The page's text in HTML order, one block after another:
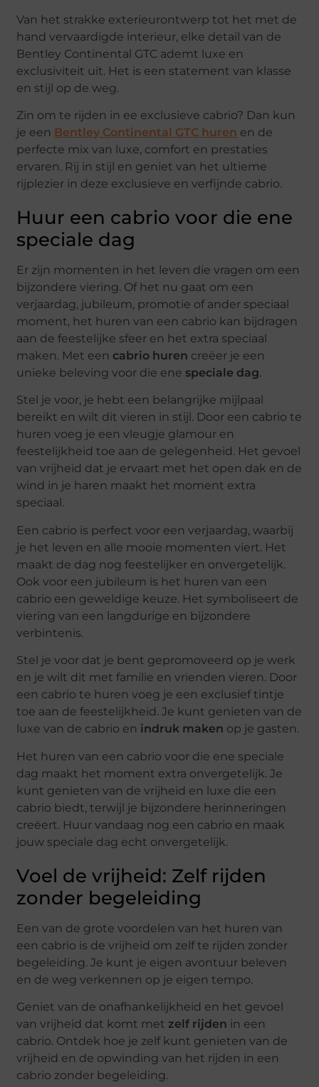
Van het strakke exterieurontwerp tot het met de
hand vervaardigde interieur, elke detail van de
Bentley Continental GTC ademt luxe en
exclusiviteit uit. Het is een statement van klasse
en stijl op de weg.
Zin om te rijden in ee exclusieve cabrio? Dan kun
je een Bentley Continental GTC huren en de
perfecte mix van luxe, comfort en prestaties
ervaren. Rij in stijl en geniet van het ultieme
rijplezier in deze exclusieve en verfijnde cabrio.
Huur een cabrio voor die ene
speciale dag
Er zijn momenten in het leven die vragen om een
bijzondere viering. Of het nu gaat om een
verjaardag, jubileum, promotie of ander speciaal
moment, het huren van een cabrio kan bijdragen
aan de feestelijke sfeer en het extra speciaal
maken. Met een cabrio huren creëer je een
unieke beleving voor die ene speciale dag.
Stel je voor, je hebt een belangrijke mijlpaal
bereikt en wilt dit vieren in stijl. Door een cabrio te
huren voeg je een vleugje glamour en
feestelijkheid toe aan de gelegenheid. Het gevoel
van vrijheid dat je ervaart met het open dak en de
wind in je haren maakt het moment extra
speciaal.
Een cabrio is perfect voor een verjaardag, waarbij
je het leven en alle mooie momenten viert. Het
maakt de dag nog feestelijker en onvergetelijk.
Ook voor een jubileum is het huren van een
cabrio een geweldige keuze. Het symboliseert de
viering van een langdurige en bijzondere
verbintenis.
Stel je voor dat je bent gepromoveerd op je werk
en je wilt dit met familie en vrienden vieren. Door
een cabrio te huren voeg je een exclusief tintje
toe aan de feestelijkheid. Je kunt genieten van de
luxe van de cabrio en indruk maken op je gasten.
Het huren van een cabrio voor die ene speciale
dag maakt het moment extra onvergetelijk. Je
kunt genieten van de vrijheid en luxe die een
cabrio biedt, terwijl je bijzondere herinneringen
creëert. Huur vandaag nog een cabrio en maak
jouw speciale dag echt onvergetelijk.
Voel de vrijheid: Zelf rijden
zonder begeleiding
Een van de grote voordelen van het huren van
een cabrio is de vrijheid om zelf te rijden zonder
begeleiding. Je kunt je eigen avontuur beleven
en de weg verkennen op je eigen tempo.
Geniet van de onafhankelijkheid en het gevoel
van vrijheid dat komt met zelf rijden in een
cabrio. Ontdek hoe je zelf kunt genieten van de
vrijheid en de opwinding van het rijden in een
cabrio zonder begeleiding.